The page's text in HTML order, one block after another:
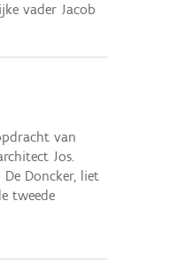
vader Jacob
van
Jos.
De Doncker, liet
tweede